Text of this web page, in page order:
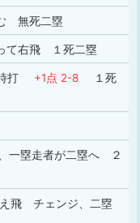
無死二塁
て右飛 １死二塁
打 +1点 2-8 １死
一塁走者が二塁へ ２
飛 チェンジ、二塁